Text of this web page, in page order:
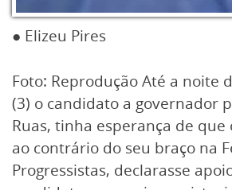
● Elizeu Pires
Foto: Reprodução Até a noite
(3) o candidato a governador
Ruas, tinha esperança de que
ao contrário do seu braço na
Progressistas, declarasse